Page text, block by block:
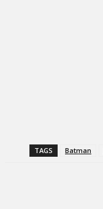
TAGS Batman